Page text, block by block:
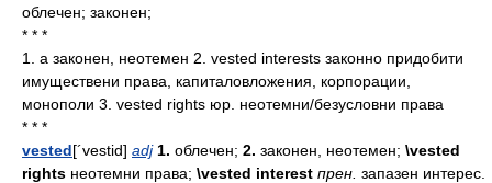
облечен; законен;
* * *
1. a законен, неотемен 2. vested interests законно придобити
имуществени права, капиталовложения, корпорации,
монополи 3. vested rights юр. неотемни/безусловни права
* * *
vested[´vestid] adj 1. облечен; 2. законен, неотемен; \vested
rights неотемни права; \vested interest прен. запазен интерес.